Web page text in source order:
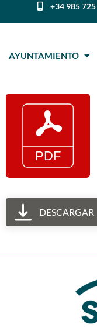
+34 985
AYUNTAMIENTO
DESCARGAR